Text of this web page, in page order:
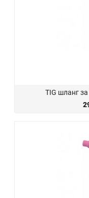
TIG шланг